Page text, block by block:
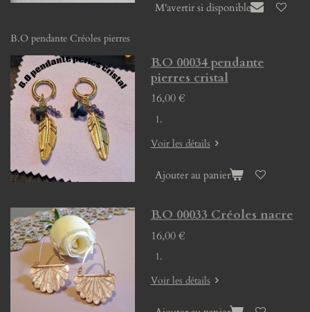
M'avertir si disponible
B.O pendante Créoles pierres
B.O 00034 pendante
pierres cristal
16,00 €
Voir les détails
Ajouter au panier
B.O 00033 Créoles nacre
16,00 €
Voir les détails